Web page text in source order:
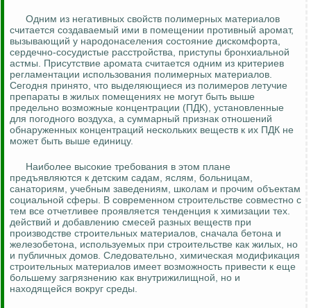
Одним из негативных свойств полимерных материалов
считается создаваемый ими в помещении противный аромат,
вызывающий у народонаселения состояние дискомфорта,
сердечно-сосудистые расстройства, приступы бронхиальной
астмы. Присутствие аромата считается одним из критериев
регламентации использования полимерных материалов.
Сегодня принято, что выделяющиеся из полимеров летучие
препараты в жилых помещениях не могут быть выше
предельно возможные концентрации (ПДК), установленные
для погодного воздуха, а суммарный признак отношений
обнаруженных концентраций нескольких веществ к их ПДК не
может быть выше единицу.
Наиболее высокие требования в этом плане
предъявляются к детским садам, яслям, больницам,
санаториям, учебным заведениям, школам и прочим объектам
социальной сферы. В современном строительстве совместно с
тем все отчетливее проявляется тенденция к химизации тех.
действий и добавлению смесей разных веществ при
производстве строительных материалов, сначала бетона и
железобетона, используемых при строительстве как жилых, но
и публичных домов. Следовательно, химическая модификация
строительных материалов имеет возможность привести к еще
большему загрязнению как внутрижилищной, но и
находящейся вокруг среды.